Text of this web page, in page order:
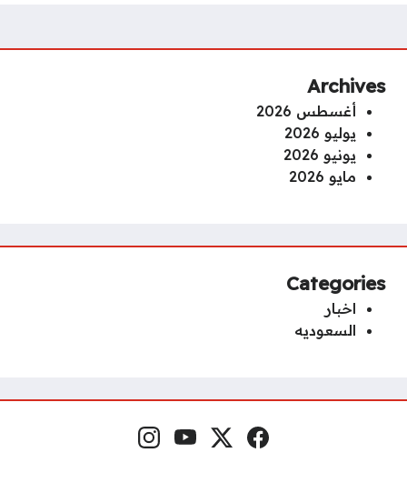
Archives
أغسطس 2026
يوليو 2026
يونيو 2026
مايو 2026
Categories
اخبار
السعوديه
مواقع التواصل فيسبوكمنصة إكس
يوتيوبإنستغرام